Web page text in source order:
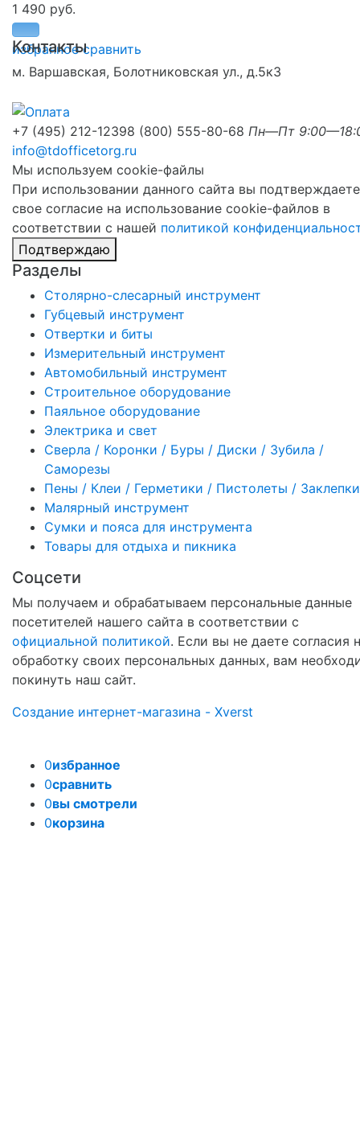
избранное сравнить
1 490 руб.
Контакты
м. Варшавская, Болотниковская ул., д.5к3
+7 (495) 212-12398 (800) 555-80-68 Пн—Пт
info@tdofficetorg.ru
Мы используем cookie-файлы
При использовании данного сайта вы подтверждаете
свое согласие на использование cookie-файлов в
соответствии с нашей политикой
Подтверждаю
Разделы
Столярно-слесарный инструмент
Губцевый инструмент
Отвертки и биты
Измерительный инструмент
Автомобильный инструмент
Строительное оборудование
Паяльное оборудование
Электрика и свет
Сверла / Коронки / Буры / Диски / Зубила /
Саморезы
Пены / Клеи / Герметики / Пистолеты / Заклепки
Малярный инструмент
Сумки и пояса для инструмента
Товары для отдыха и пикника
Соцсети
Мы получаем и обрабатываем персональные данные
посетителей нашего сайта в соответствии с
официальной политикой. Если вы не даете согласия
обработку своих персональных данных, вам
покинуть наш сайт.
Создание интернет-магазина - Xverst
0избранное
0сравнить
0вы смотрели
0корзина